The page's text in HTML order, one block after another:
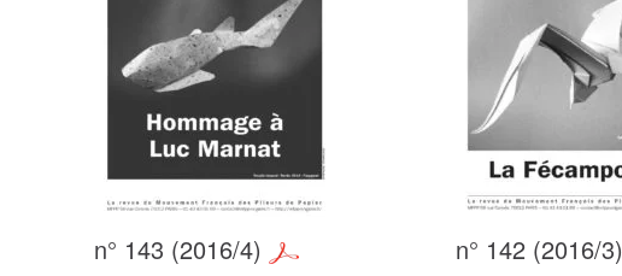
n° 143 (2016/4) n° 142 (2016/3)